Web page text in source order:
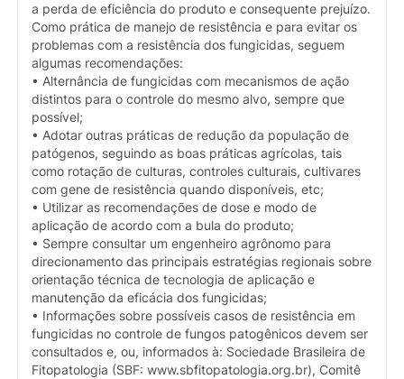
a perda de eficiência do produto e consequente prejuízo.
Como prática de manejo de resistência e para evitar os
problemas com a resistência dos fungicidas, seguem
algumas recomendações:
• Alternância de fungicidas com mecanismos de ação
distintos para o controle do mesmo alvo, sempre que
possível;
• Adotar outras práticas de redução da população de
patógenos, seguindo as boas práticas agrícolas, tais
como rotação de culturas, controles culturais, cultivares
com gene de resistência quando disponíveis, etc;
• Utilizar as recomendações de dose e modo de
aplicação de acordo com a bula do produto;
• Sempre consultar um engenheiro agrônomo para
direcionamento das principais estratégias regionais sobre
orientação técnica de tecnologia de aplicação e
manutenção da eficácia dos fungicidas;
• Informações sobre possíveis casos de resistência em
fungicidas no controle de fungos patogênicos devem ser
consultados e, ou, informados à: Sociedade Brasileira de
Fitopatologia (SBF: www.sbfitopatologia.org.br), Comitê